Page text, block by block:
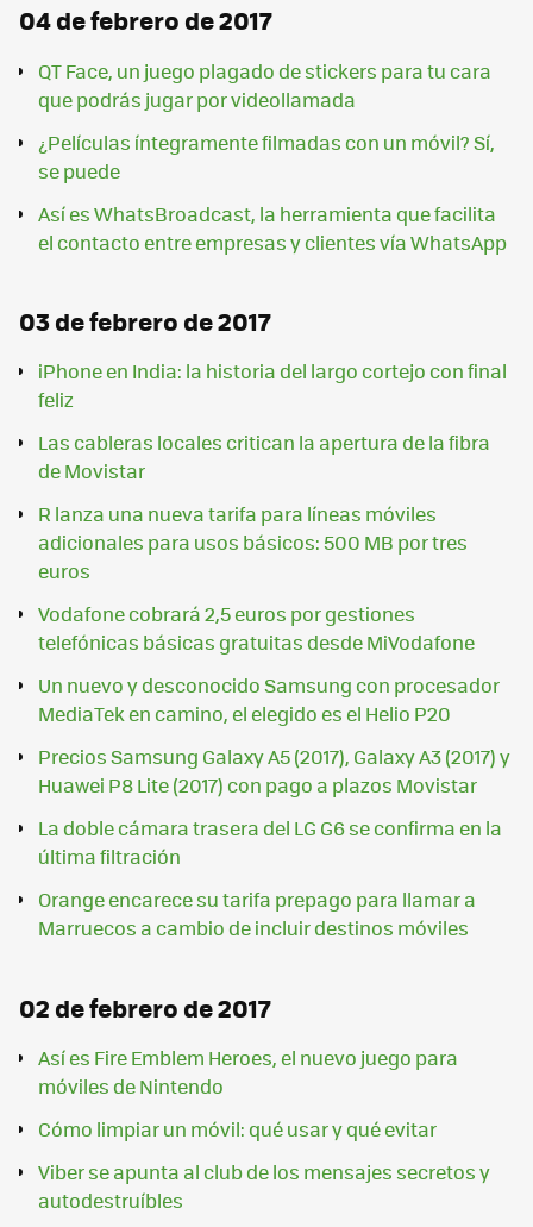
04 de febrero de 2017
QT Face, un juego plagado de stickers para tu cara
que podrás jugar por videollamada
¿Películas íntegramente filmadas con un móvil? Sí,
se puede
Así es WhatsBroadcast, la herramienta que facilita
el contacto entre empresas y clientes vía WhatsApp
03 de febrero de 2017
iPhone en India: la historia del largo cortejo con final
feliz
Las cableras locales critican la apertura de la fibra
de Movistar
R lanza una nueva tarifa para líneas móviles
adicionales para usos básicos: 500 MB por tres
euros
Vodafone cobrará 2,5 euros por gestiones
telefónicas básicas gratuitas desde MiVodafone
Un nuevo y desconocido Samsung con procesador
MediaTek en camino, el elegido es el Helio P20
Precios Samsung Galaxy A5 (2017), Galaxy A3 (2017) y
Huawei P8 Lite (2017) con pago a plazos Movistar
La doble cámara trasera del LG G6 se confirma en la
última filtración
Orange encarece su tarifa prepago para llamar a
Marruecos a cambio de incluir destinos móviles
02 de febrero de 2017
Así es Fire Emblem Heroes, el nuevo juego para
móviles de Nintendo
Cómo limpiar un móvil: qué usar y qué evitar
Viber se apunta al club de los mensajes secretos y
autodestruíbles